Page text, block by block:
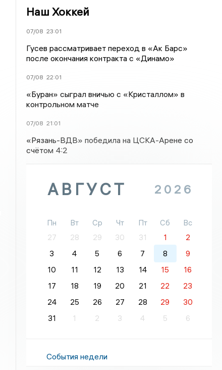
Наш Хоккей
07/08 23:01
Гусев рассматривает переход в «Ак Барс»
после окончания контракта с «Динамо»
07/08 22:01
«Буран» сыграл вничью с «Кристаллом» в
контрольном матче
07/08 21:01
«Рязань-ВДВ» победила на ЦСКА-Арене со
счётом 4:2
АВГУСТ 2026
Пн Вт Ср Чт Пт Сб
Вс
27
28 29 30 31 1
2
3
4 5 6 7 8
9
10
11 12 13 14 15
16
17
18 19 20 21 22
23
24
25 26 27 28 29
30
31
1 2 3 4 5 6
События недели